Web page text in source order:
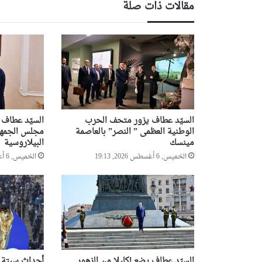
مقالات ذات صلة
السيّد عطاف يزور متحف الحرب
الوطنية العظمى ” النصر” بالعاصمة
مينسك
الخميس, 6 أغسطس 2026, 19:13
السيّد
مجلس
البيلاروسية
الخميس, 6 أغسطس 2026, 18:55